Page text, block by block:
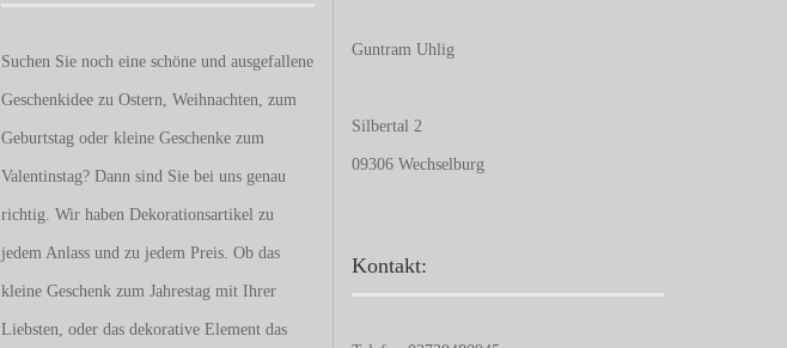
Suchen Sie noch eine schöne und ausgefallene
Geschenkidee zu Ostern, Weihnachten, zum
Geburtstag oder kleine Geschenke zum
Valentinstag? Dann sind Sie bei uns genau
richtig. Wir haben Dekorationsartikel zu
jedem Anlass und zu jedem Preis. Ob das
kleine Geschenk zum Jahrestag mit Ihrer
Liebsten, oder das dekorative Element das
Guntram Uhlig
Silbertal 2
09306 Wechselburg
Kontakt: